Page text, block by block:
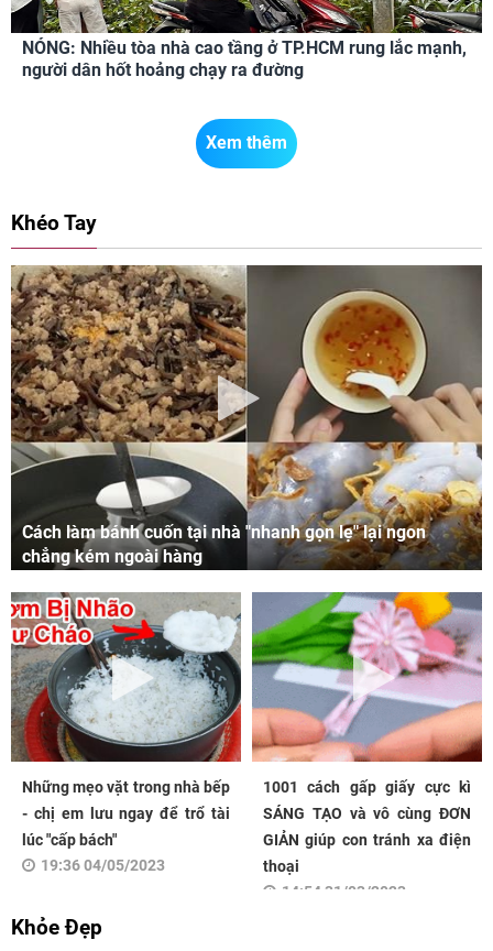
NÓNG: Nhiều tòa nhà cao tầng ở TP.HCM rung lắc mạnh,
người dân hốt hoảng chạy ra đường
Xem thêm
Khéo Tay
Cách làm bánh cuốn tại nhà "nhanh gọn lẹ" lại ngon
chẳng kém ngoài hàng
Những mẹo vặt trong nhà bếp
- chị em lưu ngay để trổ tài
lúc "cấp bách"
19:36 04/05/2023
1001 cách gấp giấy cực kì
SÁNG TẠO và vô cùng ĐƠN
GIẢN giúp con tránh xa điện
thoại
14:54 31/03/2023
Khỏe Đẹp